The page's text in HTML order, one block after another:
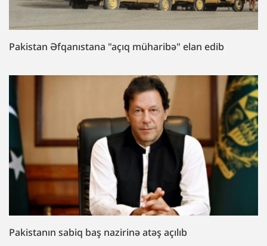
Pakistan Əfqanıstana "açıq müharibə" elan edib
Pakistanın sabiq baş nazirinə atəş açılıb